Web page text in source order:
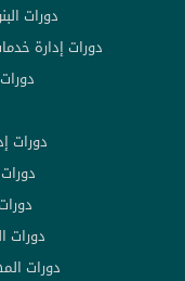
دورات
دورات إدارة
دورات
دورات
دورات